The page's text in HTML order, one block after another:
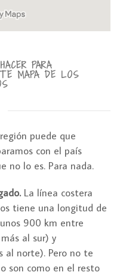
PARA
MAPA DE LOS
puede que
con el país
no lo es. Para nada.
La línea costera
tiene una longitud de
900 km entre
al sur) y
al norte). Pero no te
son como en el resto